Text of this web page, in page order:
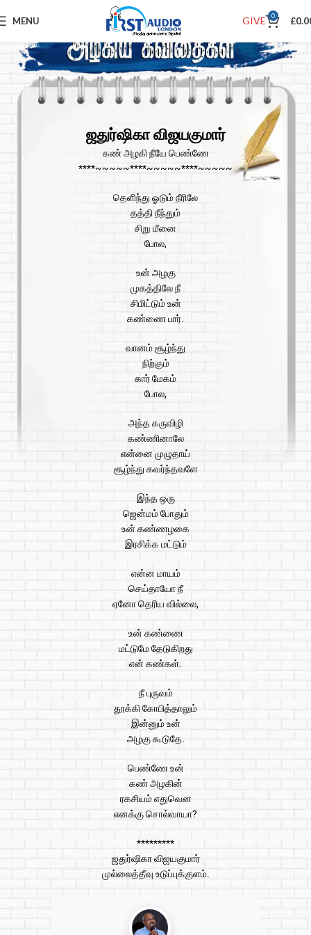
MENU GIVE 0 £
ஜதுர்ஷிகா விஜயகுமார்
கண் அழகி நீயே பெண்ணே
****~~~~~****~~~~~****~~~~~
தெளிந்து ஓடும் நீரிலே
தத்தி நீந்தும்
சிறு மீனை
போல,
உன் அழகு
முகத்திலே நீ
சிமிட்டும் உன்
கண்ணை பார்.
வானம் சூழ்ந்து
நிற்கும்
கார் மேகம்
போல,
அந்த கருவிழி
கண்ணினாலே
என்னை முழுதாய்
சூழ்ந்து கவர்ந்தவளே
இந்த ஒரு
ஜென்மம் போதும்
உன் கண்ணழகை
இரசிக்க மட்டும்
என்ன மாயம்
செய்தாயோ நீ
ஏனோ தெரிய வில்லை,
உன் கண்ணை
மட்டுமே தேடுகிறது
என் கண்கள்.
நீ புருவம்
தூக்கி கோபித்தாலும்
இன்னும் உன்
அழகு கூடுதே.
பெண்ணே உன்
கண் அழகின்
ரகசியம் எதுவென
எனக்கு சொல்வாயா?
*********
ஜதுர்ஷிகா விஜயகுமார்
முல்லைத்தீவு உடுப்புக்குளம்.